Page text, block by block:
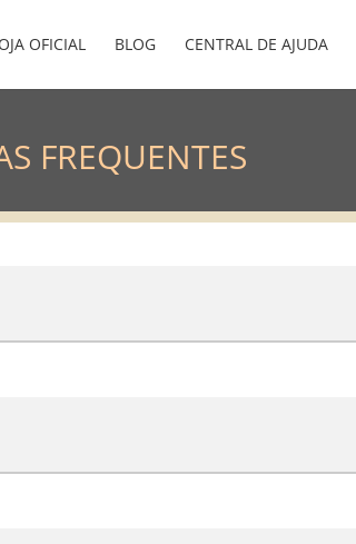
OFICIAL BLOG CENTRAL DE AJUDA
FREQUENTES